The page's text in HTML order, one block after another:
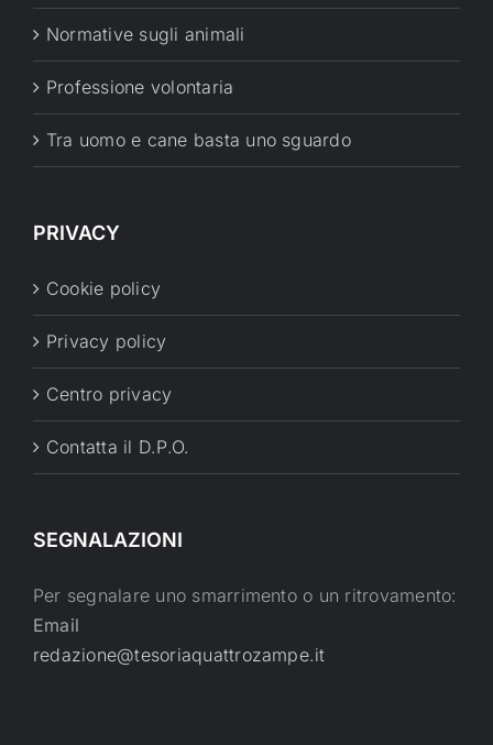
Normative sugli animali
Professione volontaria
Tra uomo e cane basta uno sguardo
PRIVACY
Cookie policy
Privacy policy
Centro privacy
Contatta il D.P.O.
SEGNALAZIONI
Per segnalare uno smarrimento o un ritrovamento:
Email
redazione@tesoriaquattrozampe.it